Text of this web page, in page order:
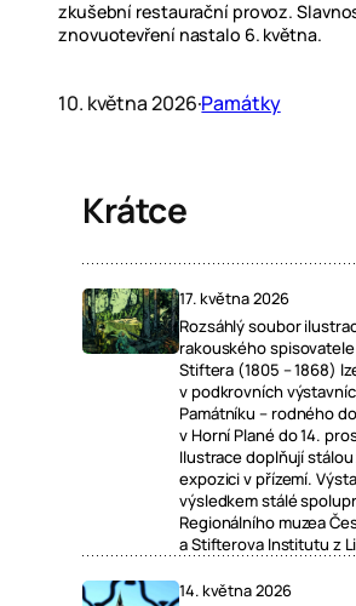
zkušební restaurační provoz.
znovuotevření nastalo 6. května.
10. května 2026·Památky
Krátce
17. května 2026
Rozsáhlý soubor
rakouského
Stiftera (1805 – 1868)
v podkrovních
Památníku – rodného
v Horní Plané do 14.
Ilustrace doplňují
expozici v přízemí.
výsledkem stálé
Regionálního muzea
a Stifterova Institutu z
14. května 2026